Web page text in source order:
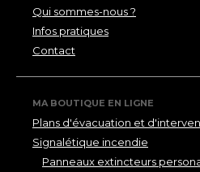
Qui sommes-nous ?
Infos pratiques
Contact
MA BOUTIQUE EN LIGNE
Plans d'évacuation et
Signalétique incendie
Panneaux extincteurs